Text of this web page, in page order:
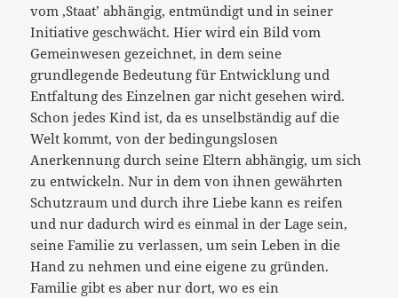
vom ‚Staat’ abhängig, entmündigt und in seiner
Initiative geschwächt. Hier wird ein Bild vom
Gemeinwesen gezeichnet, in dem seine
grundlegende Bedeutung für Entwicklung und
Entfaltung des Einzelnen gar nicht gesehen wird.
Schon jedes Kind ist, da es unselbständig auf die
Welt kommt, von der bedingungslosen
Anerkennung durch seine Eltern abhängig, um sich
zu entwickeln. Nur in dem von ihnen gewährten
Schutzraum und durch ihre Liebe kann es reifen
und nur dadurch wird es einmal in der Lage sein,
seine Familie zu verlassen, um sein Leben in die
Hand zu nehmen und eine eigene zu gründen.
Familie gibt es aber nur dort, wo es ein